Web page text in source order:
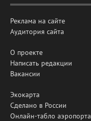
Реклама на сайте
Аудитория сайта
О проекте
Написать редакции
Вакансии
Экокарта
Сделано в России
Онлайн-табло аэропорта